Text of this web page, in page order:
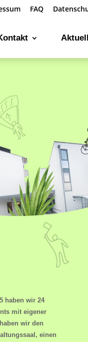
FAQ
haben wir 24
mit eigener
wir den
einen